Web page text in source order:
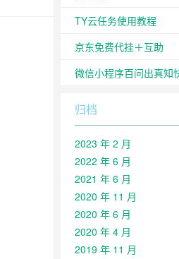
TY云任务使用教程
京东免费代挂＋互助
微信小程序百问出真知
归档
2023 年 2 月
2022 年 6 月
2021 年 6 月
2020 年 11 月
2020 年 6 月
2020 年 4 月
2019 年 11 月